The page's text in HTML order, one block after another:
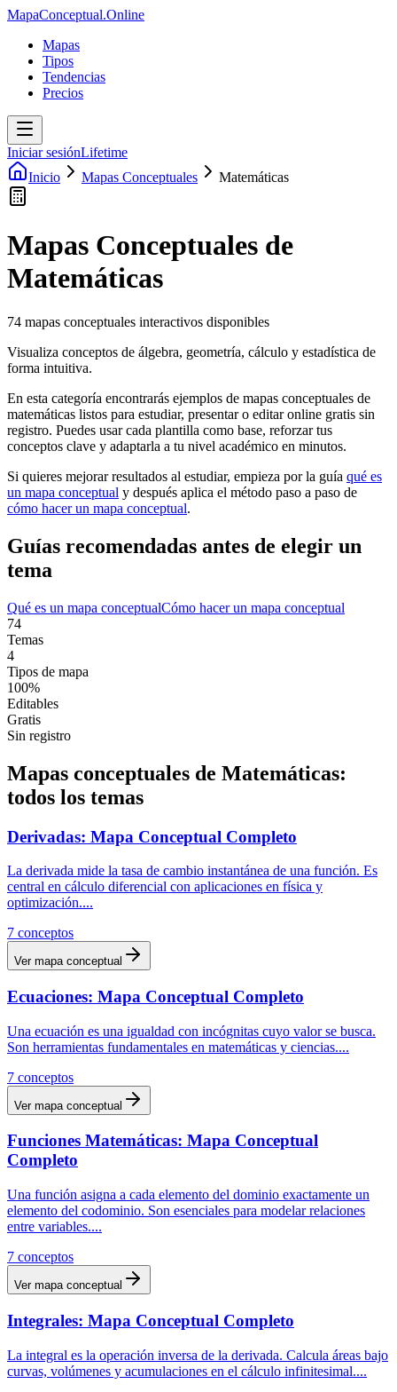
MapaConceptual.Online
Mapas
Tipos
Tendencias
Precios
Iniciar sesiónLifetime
Inicio
Mapas Conceptuales Matemáticas
Mapas Conceptuales de
Matemáticas
74 mapas conceptuales interactivos disponibles
Visualiza conceptos de álgebra, geometría, cálculo y estadística de
forma intuitiva.
En esta categoría encontrarás ejemplos de mapas conceptuales de
matemáticas listos para estudiar, presentar o editar online gratis sin
registro. Puedes usar cada plantilla como base, reforzar tus
conceptos clave y adaptarla a tu nivel académico en minutos.
Si quieres mejorar resultados al estudiar, empieza por la guía qué es
un mapa conceptual y después aplica el método paso a paso de
cómo hacer un mapa conceptual.
Guías recomendadas antes de elegir un
tema
Qué es un mapa conceptualCómo hacer un mapa conceptual
74
Temas
4
Tipos de mapa
100%
Editables
Gratis
Sin registro
Mapas conceptuales de Matemáticas:
todos los temas
Derivadas: Mapa Conceptual Completo
La derivada mide la tasa de cambio instantánea de una función. Es
central en cálculo diferencial con aplicaciones en física y
optimización....
7 conceptos
Ver mapa conceptual
Ecuaciones: Mapa Conceptual Completo
Una ecuación es una igualdad con incógnitas cuyo valor se busca.
Son herramientas fundamentales en matemáticas y ciencias....
7 conceptos
Ver mapa conceptual
Funciones Matemáticas: Mapa Conceptual
Completo
Una función asigna a cada elemento del dominio exactamente un
elemento del codominio. Son esenciales para modelar relaciones
entre variables....
7 conceptos
Ver mapa conceptual
Integrales: Mapa Conceptual Completo
La integral es la operación inversa de la derivada. Calcula áreas bajo
curvas, volúmenes y acumulaciones en el cálculo infinitesimal....